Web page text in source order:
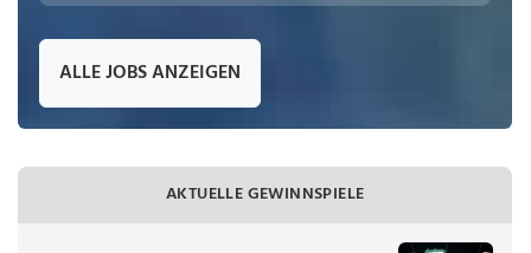
ALLE JOBS ANZEIGEN
AKTUELLE GEWINNSPIELE